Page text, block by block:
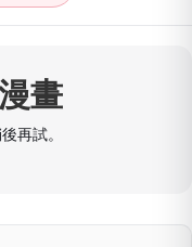
畫
再試。